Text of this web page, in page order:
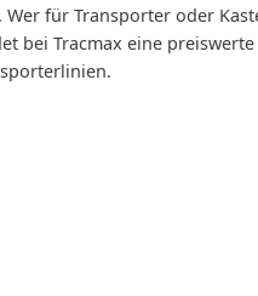
für Transporter oder
bei Tracmax eine